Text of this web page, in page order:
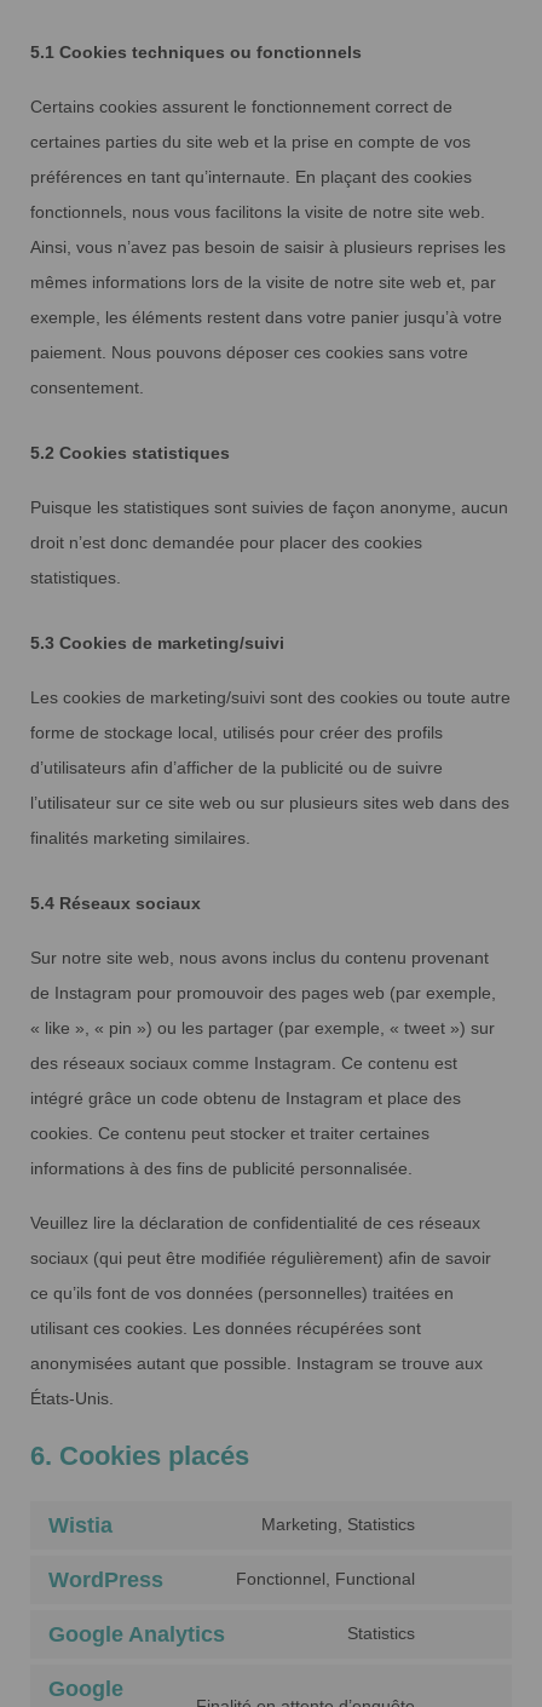
5.1 Cookies techniques ou fonctionnels
Certains cookies assurent le fonctionnement correct de
certaines parties du site web et la prise en compte de vos
préférences en tant qu’internaute. En plaçant des cookies
fonctionnels, nous vous facilitons la visite de notre site web.
Ainsi, vous n’avez pas besoin de saisir à plusieurs reprises les
mêmes informations lors de la visite de notre site web et, par
exemple, les éléments restent dans votre panier jusqu’à votre
paiement. Nous pouvons déposer ces cookies sans votre
consentement.
5.2 Cookies statistiques
Puisque les statistiques sont suivies de façon anonyme, aucun
droit n’est donc demandée pour placer des cookies
statistiques.
5.3 Cookies de marketing/suivi
Les cookies de marketing/suivi sont des cookies ou toute autre
forme de stockage local, utilisés pour créer des profils
d’utilisateurs afin d’afficher de la publicité ou de suivre
l’utilisateur sur ce site web ou sur plusieurs sites web dans des
finalités marketing similaires.
5.4 Réseaux sociaux
Sur notre site web, nous avons inclus du contenu provenant
de Instagram pour promouvoir des pages web (par exemple,
« like », « pin ») ou les partager (par exemple, « tweet ») sur
des réseaux sociaux comme Instagram. Ce contenu est
intégré grâce un code obtenu de Instagram et place des
cookies. Ce contenu peut stocker et traiter certaines
informations à des fins de publicité personnalisée.
Veuillez lire la déclaration de confidentialité de ces réseaux
sociaux (qui peut être modifiée régulièrement) afin de savoir
ce qu’ils font de vos données (personnelles) traitées en
utilisant ces cookies. Les données récupérées sont
anonymisées autant que possible. Instagram se trouve aux
États-Unis.
6. Cookies placés
Wistia Marketing, Statistics
WordPress Fonctionnel, Functional
Google Analytics Statistics
Google